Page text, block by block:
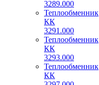
3289.000
Теплообменник
КК
3291.000
Теплообменник
КК
3293.000
Теплообменник
КК